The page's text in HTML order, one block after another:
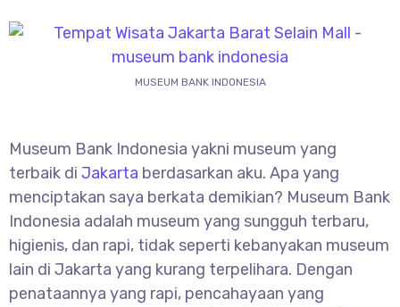
MUSEUM BANK INDONESIA
Museum Bank Indonesia yakni museum yang
terbaik di Jakarta berdasarkan aku. Apa yang
menciptakan saya berkata demikian? Museum Bank
Indonesia adalah museum yang sungguh terbaru,
higienis, dan rapi, tidak seperti kebanyakan museum
lain di Jakarta yang kurang terpelihara. Dengan
penataannya yang rapi, pencahayaan yang